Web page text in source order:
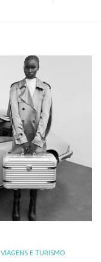
VIAGENS E TURISMO